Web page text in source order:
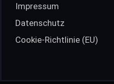
Impressum
Datenschutz
Cookie-Richtlinie (EU)